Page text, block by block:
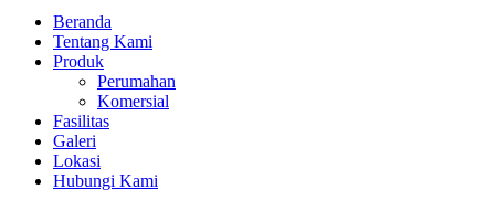
Beranda
Tentang Kami
Produk
Perumahan
Komersial
Fasilitas
Galeri
Lokasi
Hubungi Kami